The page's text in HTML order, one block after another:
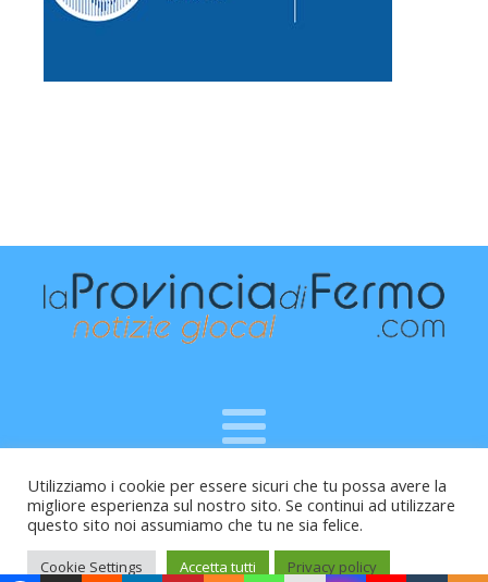
Raffaele Vitali - via Leopardi 10 - 61121 Pesaro (PU) -
Cod.Fisc VTLRFL77B02L500Y - Testata giornalistica, aut.
Trib.Fermo n.04/2010 del 05/08/2010
Utilizziamo i cookie per essere sicuri che tu possa avere la
migliore esperienza sul nostro sito. Se continui ad utilizzare
questo sito noi assumiamo che tu ne sia felice.
Cookie Settings Accetta tutti Privacy policy